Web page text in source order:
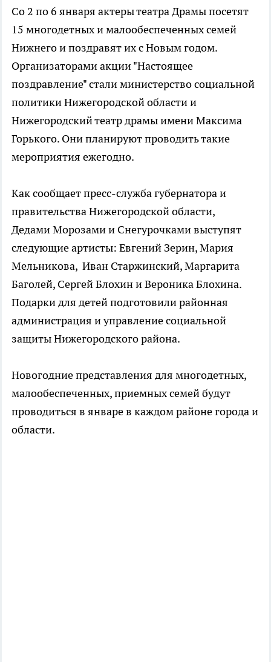
Со 2 по 6 января актеры театра Драмы посетят
15 многодетных и малообеспеченных семей
Нижнего и поздравят их с Новым годом.
Организаторами акции "Настоящее
поздравление" стали министерство социальной
политики Нижегородской области и
Нижегородский театр драмы имени Максима
Горького. Они планируют проводить такие
мероприятия ежегодно.
Как сообщает пресс-служба губернатора и
правительства Нижегородской области,
Дедами Морозами и Снегурочками выступят
следующие артисты: Евгений Зерин, Мария
Мельникова, Иван Старжинский, Маргарита
Баголей, Сергей Блохин и Вероника Блохина.
Подарки для детей подготовили районная
администрация и управление социальной
защиты Нижегородского района.
Новогодние представления для многодетных,
малообеспеченных, приемных семей будут
проводиться в январе в каждом районе города и
области.